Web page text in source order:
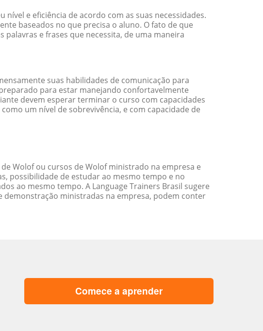
e eficiência de acordo com as suas necessidades.
baseados no que precisa o aluno. O fato de que
e frases que necessita, de uma maneira
suas habilidades de comunicação para
para estar manejando confortavelmente
devem esperar terminar o curso com capacidades
um nível de sobrevivência, e com capacidade de
Wolof ou cursos de Wolof ministrado na empresa e
possibilidade de estudar ao mesmo tempo e no
ao mesmo tempo. A Language Trainers Brasil sugere
demonstração ministradas na empresa, podem conter
Comece a aprender